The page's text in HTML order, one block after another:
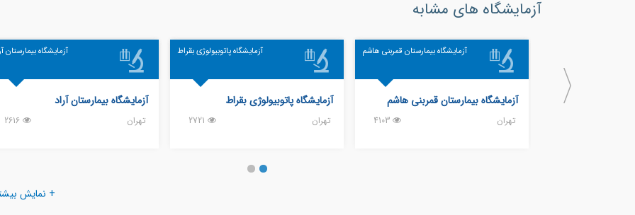
آزمایشگاه های مشابه
آزمایشگاه بیمارستان قمربنی هاشم
آزمایشگاه بیمارستان قمربنی هاشم
تهران 4103
آزمایشگاه پاتوبیولوژی بقراط
آزمایشگاه پاتوبیولوژی بقراط
تهران 2721
آزمایشگاه بیمارستان
آزمایشگاه بیمارستان آراد
تهران 2616
+ نمایش